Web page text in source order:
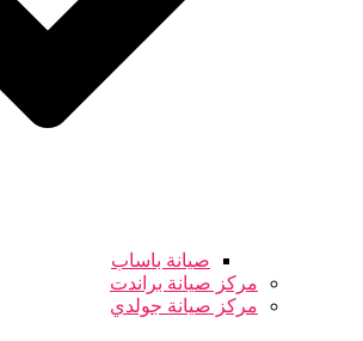
صيانة باساب
مركز صيانة براندت
مركز صيانة جولدي